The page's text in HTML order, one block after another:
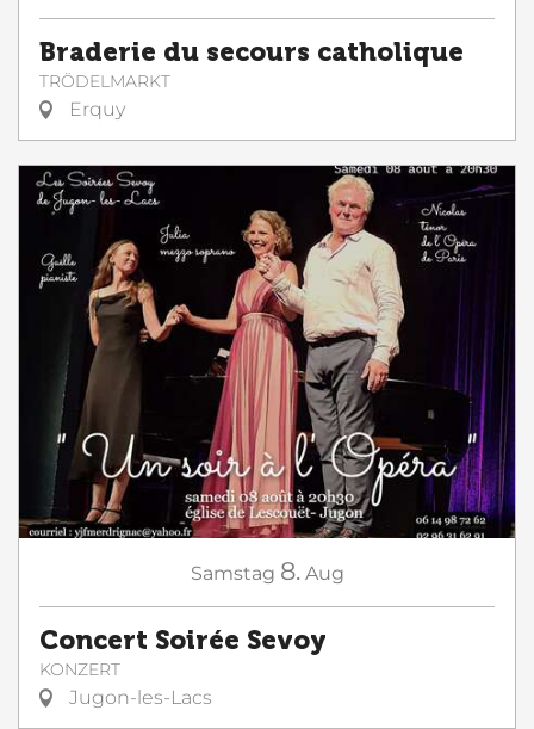
Braderie du secours catholique
TRÖDELMARKT
Erquy
Samstag 8. Aug
Concert Soirée Sevoy
KONZERT
Jugon-les-Lacs